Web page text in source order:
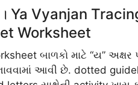
Ya Vyanjan
Worksheet
બાળકો માટે “ય” અક્ષર
આવી છે. dotted